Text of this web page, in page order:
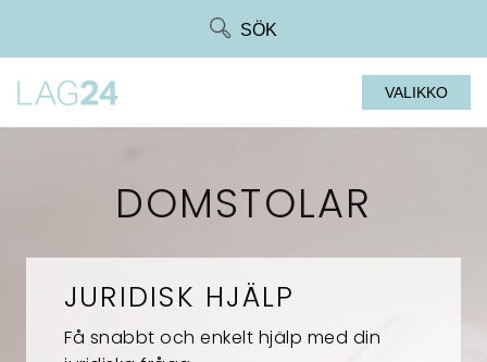
SÖK
VALIKKO
DOMSTOLAR
JURIDISK HJÄLP
Få snabbt och enkelt hjälp med din